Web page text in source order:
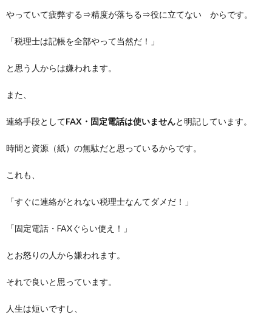
やっていて疲弊する⇒精度が落ちる⇒役に立てない からです。
「税理士は記帳を全部やって当然だ！」
と思う人からは嫌われます。
また、
連絡手段としてFAX・固定電話は使いませんと明記しています。
時間と資源（紙）の無駄だと思っているからです。
これも、
「すぐに連絡がとれない税理士なんてダメだ！」
「固定電話・FAXぐらい使え！」
とお怒りの人から嫌われます。
それで良いと思っています。
人生は短いですし、